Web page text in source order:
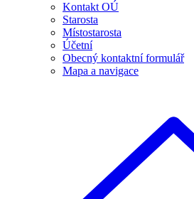
Kontakt OÚ
Starosta
Místostarosta
Účetní
Obecný kontaktní formulář
Mapa a navigace